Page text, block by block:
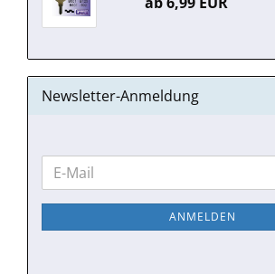
Newsletter-Anmeldung
WEITER
ZUR
NEWSLETTER-
E-
Mail
ANMELDEN